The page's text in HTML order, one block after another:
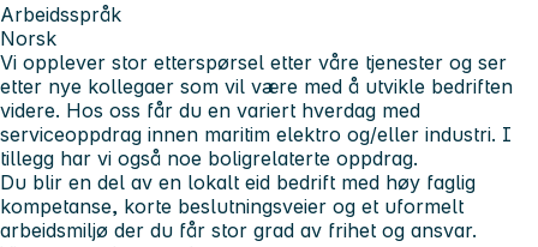
Arbeidsspråk
Norsk
Vi opplever stor etterspørsel etter våre tjenester og ser
etter nye kollegaer som vil være med å utvikle bedriften
videre. Hos oss får du en variert hverdag med
serviceoppdrag innen maritim elektro og/eller industri. I
tillegg har vi også noe boligrelaterte oppdrag.
Du blir en del av en lokalt eid bedrift med høy faglig
kompetanse, korte beslutningsveier og et uformelt
arbeidsmiljø der du får stor grad av frihet og ansvar.